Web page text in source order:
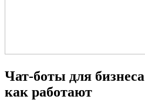
Чат-боты для
как работают